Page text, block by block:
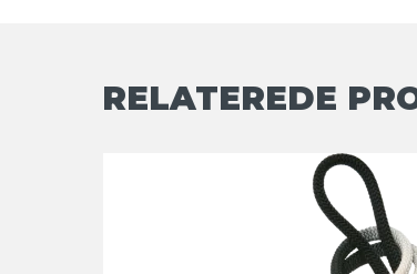
RELATEREDE